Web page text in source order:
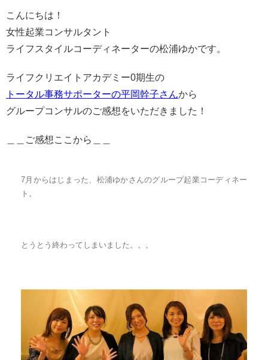
こんにちは！
女性起業コンサルタント
ライフスタイルコーディネーターの松浦ゆかです。
ライフクリエイトアカデミー0期生の
トータル事務サポーターの平岡幹子さんから
グループコンサルのご感想をいただきました！
＿＿ご感想ここから＿＿
7月からはじまった、松浦ゆかさんのグループ起業コーディネー
ト。
とうとう終わってしまいました。。。